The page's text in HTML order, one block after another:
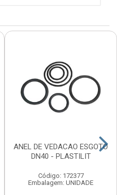
ANEL DE VEDACAO ESGOTO
DN40 - PLASTILIT
Código: 172377
Embalagem: UNIDADE